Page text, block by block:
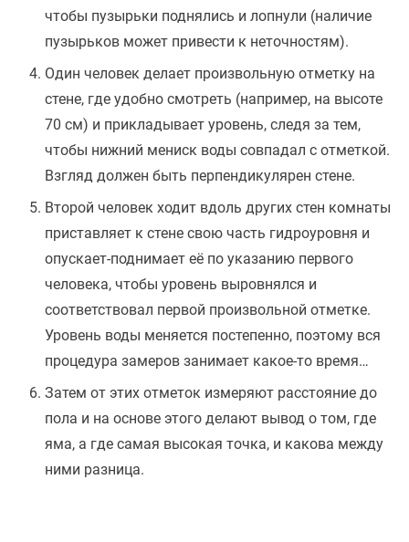
чтобы пузырьки поднялись и лопнули (наличие
пузырьков может привести к неточностям).
Один человек делает произвольную отметку на
стене, где удобно смотреть (например, на высоте
70 см) и прикладывает уровень, следя за тем,
чтобы нижний мениск воды совпадал с отметкой.
Взгляд должен быть перпендикулярен стене.
Второй человек ходит вдоль других стен комнаты
приставляет к стене свою часть гидроуровня и
опускает-поднимает её по указанию первого
человека, чтобы уровень выровнялся и
соответствовал первой произвольной отметке.
Уровень воды меняется постепенно, поэтому вся
процедура замеров занимает какое-то время…
Затем от этих отметок измеряют расстояние до
пола и на основе этого делают вывод о том, где
яма, а где самая высокая точка, и какова между
ними разница.